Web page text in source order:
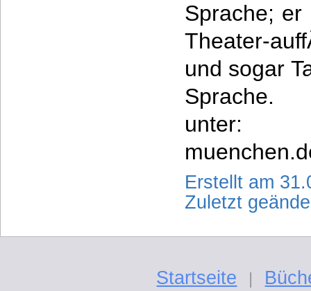
Sprache; er
Theater-
und sogar
Sprache.
unter:
Erstellt am
Zuletzt
Startseite |